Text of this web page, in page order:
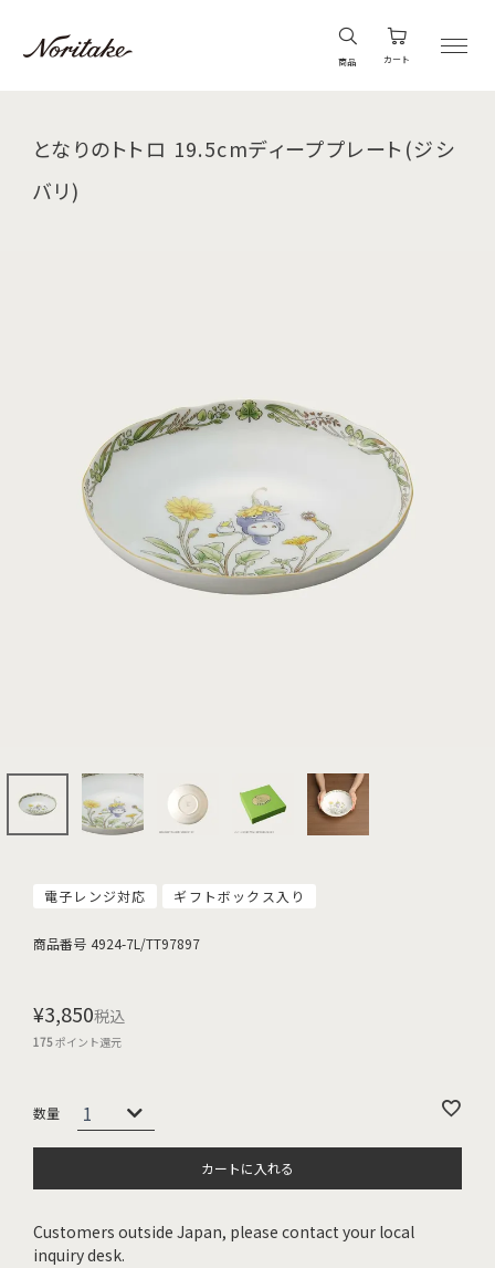
商品 カート
となりのトトロ 19.5cmディーププレート(ジシ
バリ)
電子レンジ対応 ギフトボックス入り
商品番号 4924-7L/TT97897
¥3,850税込
175ポイント還元
カートに入れる
Customers outside Japan, please contact your local
inquiry desk.